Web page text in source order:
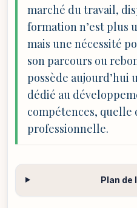
marché du travail,
formation n’est plus
mais une nécessité
son parcours ou
possède aujourd’hui
dédié au
compétences, quelle
professionnelle.
Plan de